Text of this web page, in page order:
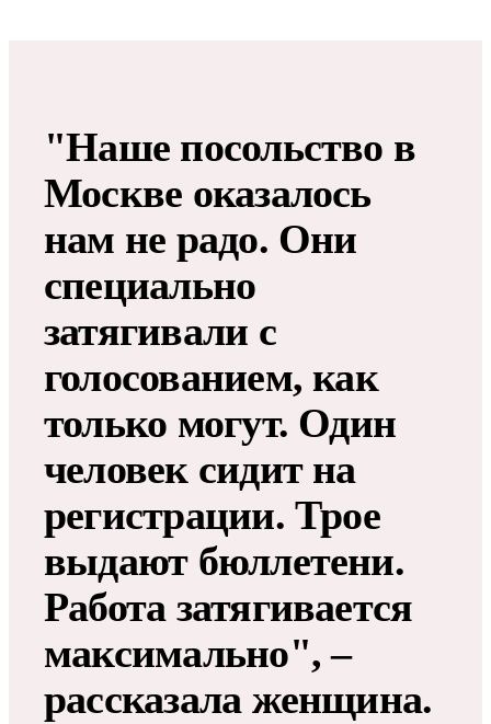
"Наше посольство в
Москве оказалось
нам не радо. Они
специально
затягивали с
голосованием, как
только могут. Один
человек сидит на
регистрации. Трое
выдают бюллетени.
Работа затягивается
максимально", –
рассказала женщина.